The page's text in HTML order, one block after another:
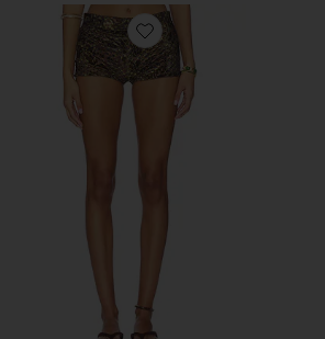
Favorite AFRA ショートパンツ